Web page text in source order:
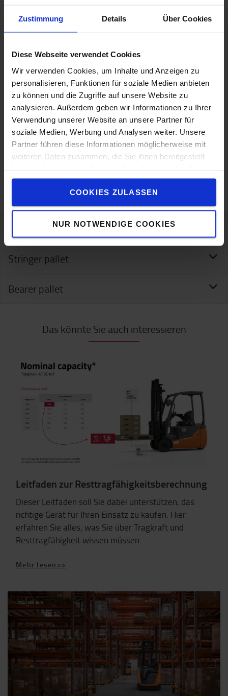
Zustimmung Details Über Cookies
Diese Webseite verwendet Cookies
Wir verwenden Cookies, um Inhalte und Anzeigen zu
personalisieren, Funktionen für soziale Medien anbieten
zu können und die Zugriffe auf unsere Website zu
analysieren. Außerdem geben wir Informationen zu Ihrer
Verwendung unserer Website an unsere Partner für
soziale Medien, Werbung und Analysen weiter. Unsere
Partner führen diese Informationen möglicherweise mit
weiteren Daten zusammen, die Sie ihnen bereitgestellt
gesammelt haben.
COOKIES ZULASSEN
NUR NOTWENDIGE COOKIES
Vierwegepalette oder EUR-Flachpalette
Hierbei handelt es sich um eine hölzerne
mit Bodenträgern in der Mitte und an den zwei
Längsseiten, welche durch Klötze miteinander
verbunden sind. An den beiden kurzen Seiten wurden
die Bodenträger ausgespart, was einen problemlosen
Einsatz von Gabelhubwagen und Staplern mit
Stützarmen ermöglicht.
Stapler mit freitragenden Gabeln können diesen
Palettentyp von allen vier Seiten aufnehmen. Die
angefasten Klötze und Bodenträger erleichtern das
ganz Europa (mit Ausnahme von Grossbritannien) sehr
Palette mit Bodenbrettern
Stringer pallet
Bearer pallet
Das könnte Sie auch interessieren
Leitfaden zur Resttragfähigkeitsberechnung
Dieser Leitfaden soll Sie dabei unterstützen, das
richtige Gerät für Ihren Einsatz zu kaufen. Hier
erfahren Sie alles, was Sie über Tragkraft und
Resttragfähigkeit wissen müssen.
Mehr lesen>>